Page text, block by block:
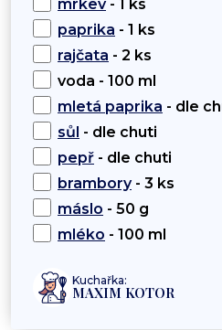
mrkev- 1 ks
paprika - 1 ks
rajčata - 2 ks
voda - 100 ml
mletá paprika - dle
sůl - dle chuti
pepř - dle chuti
brambory- 3 ks
máslo - 50 g
mléko - 100 ml
Kuchařka:
MAXIM KOTOR